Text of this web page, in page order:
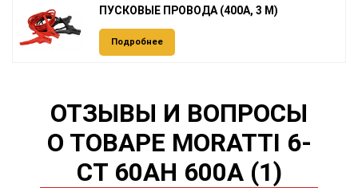
ПУСКОВЫЕ ПРОВОДА (400А, 3 М)
Подробнее
ОТЗЫВЫ И ВОПРОСЫ
О ТОВАРЕ MORATTI 6-
CT 60AH 600A (1)